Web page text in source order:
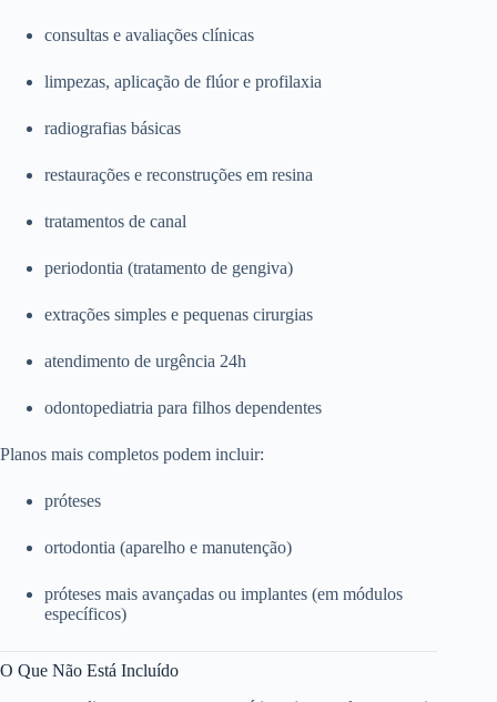
consultas e avaliações clínicas
limpezas, aplicação de flúor e profilaxia
radiografias básicas
restaurações e reconstruções em resina
tratamentos de canal
periodontia (tratamento de gengiva)
extrações simples e pequenas cirurgias
atendimento de urgência 24h
odontopediatria para filhos dependentes
Planos mais completos podem incluir:
próteses
ortodontia (aparelho e manutenção)
próteses mais avançadas ou implantes (em módulos
específicos)
O Que Não Está Incluído